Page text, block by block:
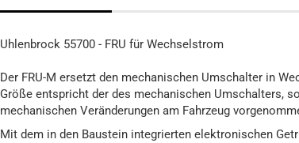
Uhlenbrock 55700 - FRU für Wechselstrom
Der FRU-M ersetzt den mechanischen Umschalter in
Größe entspricht der des mechanischen Umschalters,
mechanischen Veränderungen am Fahrzeug
Mit dem in den Baustein integrierten elektronischen